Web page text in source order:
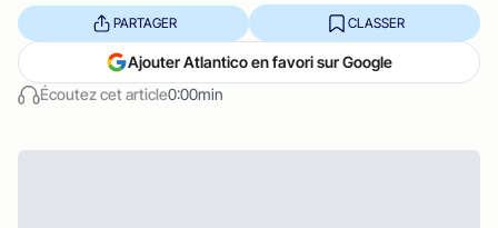
Écoutez cet article0:00min
PARTAGER CLASSER
Ajouter Atlantico en favori sur Google